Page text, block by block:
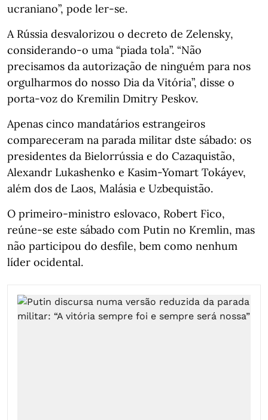
ucraniano”, pode ler-se.
A Rússia desvalorizou o decreto de Zelensky,
considerando-o uma “piada tola”. “Não
precisamos da autorização de ninguém para nos
orgulharmos do nosso Dia da Vitória”, disse o
porta-voz do Kremilin Dmitry Peskov.
Apenas cinco mandatários estrangeiros
compareceram na parada militar dste sábado: os
presidentes da Bielorrússia e do Cazaquistão,
Alexandr Lukashenko e Kasim-Yomart Tokáyev,
além dos de Laos, Malásia e Uzbequistão.
O primeiro-ministro eslovaco, Robert Fico,
reúne-se este sábado com Putin no Kremlin, mas
não participou do desfile, bem como nenhum
líder ocidental.